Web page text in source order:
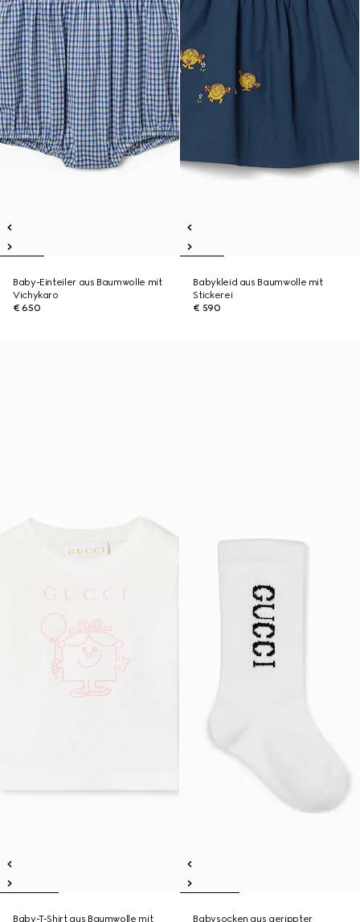
Baby-Einteiler aus Baumwolle mit
Vichykaro
€ 650
Babykleid aus Baumwolle mit
Stickerei
€ 590
Baby-T-Shirt aus Baumwolle mit Babysocken aus gerippter